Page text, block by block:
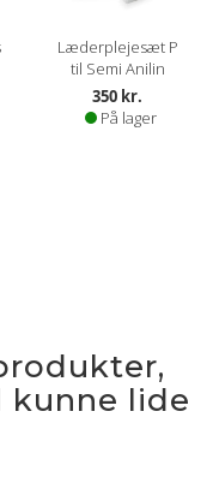
Læderplejesæt P
til Semi Anilin
350 kr.
På lager
kunne lide